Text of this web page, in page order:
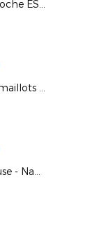
Ilona Pierre-Jean (La Roche ESOF) invitée d'USBFoot sur France 3
Coupe de France : les maillots et le 4e tour pour nos Petits Poucets !
D1 Futsal : UJS Toulouse - Nantes Métropole Futsal (2-5)